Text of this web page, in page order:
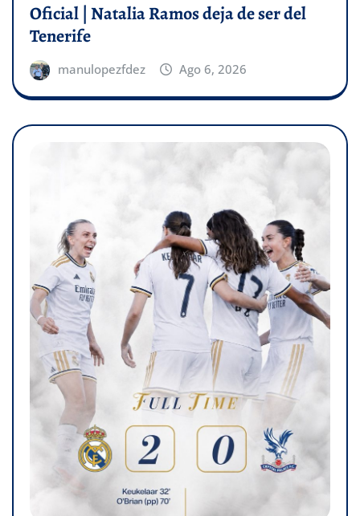
Oficial | Natalia Ramos deja de ser del
Tenerife
manulopezfdez Ago 6, 2026